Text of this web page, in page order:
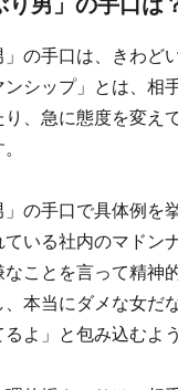
」の手口は、きわど
ンシップ」とは、
り、急に態度を変え
」の手口で具体例
いる社内のマドン
なことを言って精神
、本当にダメな女だ
るよ」と包み込む